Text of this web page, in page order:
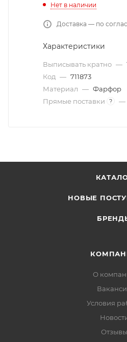
Нет в наличии
Доставка — по
Характеристики
Выписывать кратно —
Код — 711873
Материал — Фарфор
Прямые поставки
? —
НОВЫЕ
О
Условия
Отзывы